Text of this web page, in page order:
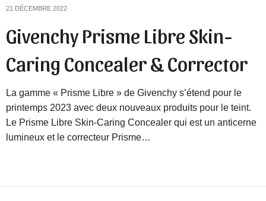
21 DÉCEMBRE 2022
Givenchy Prisme Libre Skin-
Caring Concealer & Corrector
La gamme « Prisme Libre » de Givenchy s’étend pour le
printemps 2023 avec deux nouveaux produits pour le teint.
Le Prisme Libre Skin-Caring Concealer qui est un anticerne
lumineux et le correcteur Prisme…